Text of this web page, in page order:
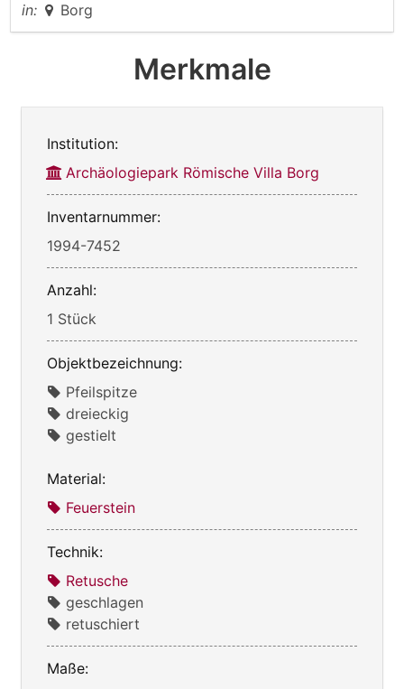
in:
Borg
Merkmale
Institution:
Archäologiepark Römische Villa Borg
Inventarnummer:
1994-7452
Anzahl:
1 Stück
Objektbezeichnung:
Pfeilspitze
dreieckig
gestielt
Material:
Feuerstein
Technik:
Retusche
geschlagen
retuschiert
Maße: